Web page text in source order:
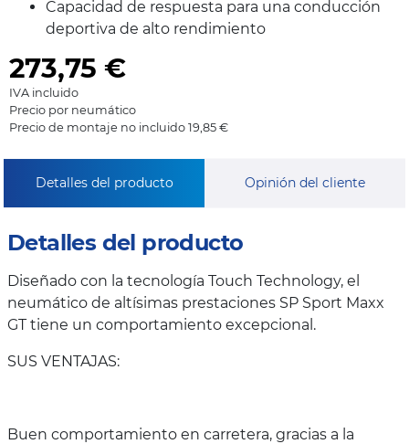
Capacidad de respuesta para una conducción
deportiva de alto rendimiento
273,75 €
IVA incluido
Precio por neumático
Precio de montaje no incluido 19,85 €
Detalles del producto Opinión del cliente
Detalles del producto
Diseñado con la tecnología Touch Technology, el
neumático de altísimas prestaciones SP Sport Maxx
GT tiene un comportamiento excepcional.
SUS VENTAJAS:
Buen comportamiento en carretera, gracias a la